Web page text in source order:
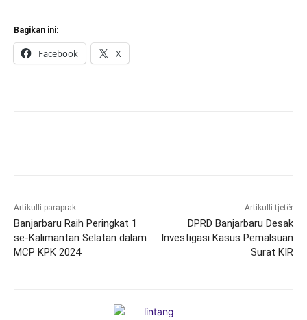
Bagikan ini:
Facebook X
Artikulli paraprak
Banjarbaru Raih Peringkat 1
se-Kalimantan Selatan dalam
MCP KPK 2024
Artikulli tjetër
DPRD Banjarbaru Desak
Investigasi Kasus Pemalsuan
Surat KIR